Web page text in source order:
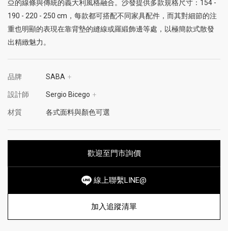
亞的線條與傳統的義大利風格融合。沙發提供多款規格尺寸：154 -
190 - 220 - 250 cm，每款都可搭配不同家具配件，而其對細節的注
重也明顯的表現在靠背墊的縫線或羅緞飾邊等處，以極簡款式散發
出精緻魅力。
品牌 SABA +
設計師 Sergio Bicego +
材質 各式面料與顏色可選
歡迎至門市詢價
線上聯繫LINE@
加入追蹤清單